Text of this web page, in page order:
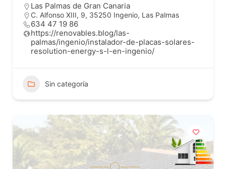
Las Palmas de Gran Canaria
C. Alfonso XIII, 9, 35250 Ingenio, Las Palmas
634 47 19 86
https://renovables.blog/las-
palmas/ingenio/instalador-de-placas-solares-
resolution-energy-s-l-en-ingenio/
Sin categoría